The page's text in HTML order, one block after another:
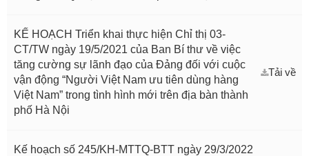
KẾ HOẠCH Triển khai thực hiện Chỉ thị 03-
CT/TW ngày 19/5/2021 của Ban Bí thư về việc
tăng cường sự lãnh đạo của Đảng đối với cuộc
vận động “Người Việt Nam ưu tiên dùng hàng
Việt Nam” trong tình hình mới trên địa bàn thành
phố Hà Nội
Tải về
Kế hoạch số 245/KH-MTTQ-BTT ngày 29/3/2022